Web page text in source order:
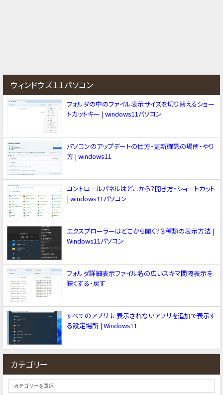
ウィンドウズ１１パソコン
フォルダの中のファイル表示サイズを切り替えるショー
トカットキー | windows11パソコン
パソコンのアップデートの仕方・更新確認の場所・やり
方 | windows11
コントロールパネルはどこから？開き方・ショートカット
| windows11パソコン
エクスプローラーはどこから開く？３種類の表示方法 |
Windows11パソコン
フォルダ詳細表示ファイル名の広いスキマ間隔表示を
狭くする・戻す
すべてのアプリ に表示されないアプリを追加で表示す
る設定場所 | Windows11
カテゴリー